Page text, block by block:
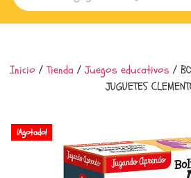
Inicio/Tienda /Juegos educativos /
JUGUETES
¡Agotado!